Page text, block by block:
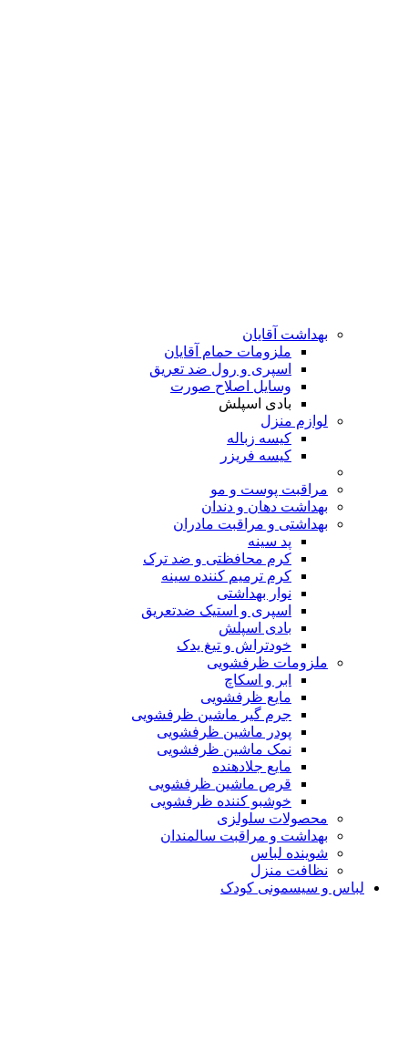
بهداشت آقایان
ملزومات حمام آقایان
اسپری و رول ضد تعریق
وسایل اصلاح صورت
بادی اسپلش
لوازم منزل
کیسه زباله
کیسه فریزر
مراقبت پوست و مو
بهداشت دهان و دندان
بهداشتی و مراقبت مادران
پد سینه
کرم محافظتی و ضد ترک
کرم ترمیم کننده سینه
نوار بهداشتی
اسپری و استیک ضدتعریق
بادی اسپلش
خودتراش و تیغ یدک
ملزومات ظرفشویی
ابر و اسکاچ
مایع ظرفشویی
جرم گیر ماشین ظرفشویی
پودر ماشین ظرفشویی
نمک ماشین ظرفشویی
مایع جلادهنده
قرص ماشین ظرفشویی
خوشبو کننده ظرفشویی
محصولات سلولزی
بهداشت و مراقبت سالمندان
شوینده لباس
نظافت منزل
لباس و سیسمونی کودک